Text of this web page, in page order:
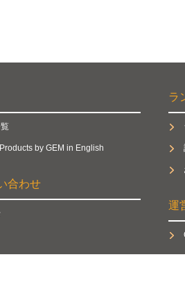
by GEM in English
合わせ
ラ
運